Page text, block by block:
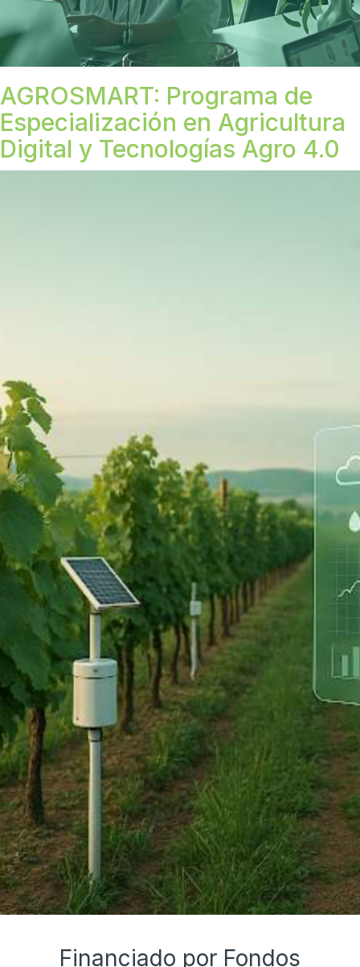
AGROSMART: Programa de
Especialización en Agricultura
Digital y Tecnologías Agro 4.0
Financiado por Fondos